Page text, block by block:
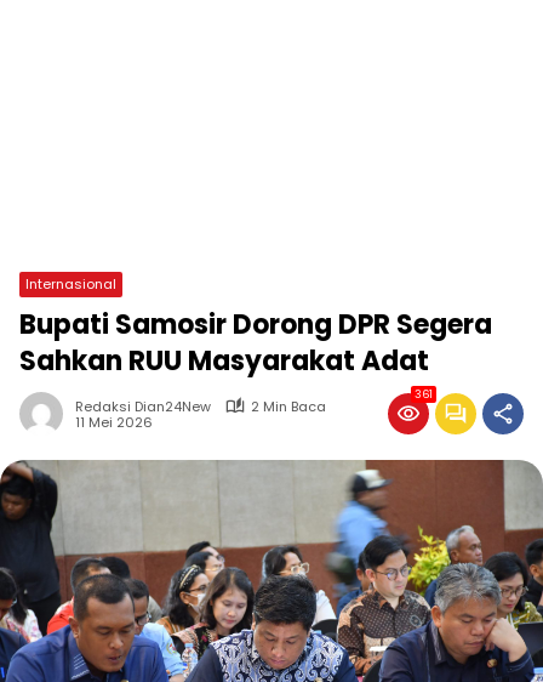
Internasional
Bupati Samosir Dorong DPR Segera
Sahkan RUU Masyarakat Adat
Redaksi Dian24New
2 Min Baca
11 Mei 2026
361